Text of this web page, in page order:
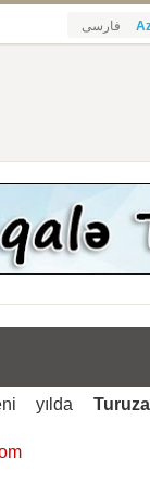
فارسی
yılda